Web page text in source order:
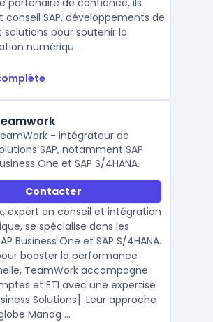
partenaire de confiance, ils
SAP, développements de
solutions pour soutenir la
numériqu ...
- intégrateur de
SAP, notamment SAP
One et SAP S/4HANA.
Contacter
expert en conseil et intégration
se spécialise dans les
Business One et SAP S/4HANA.
booster la performance
TeamWork accompagne
et ETI avec une expertise
Solutions]. Leur approche
Manag ...